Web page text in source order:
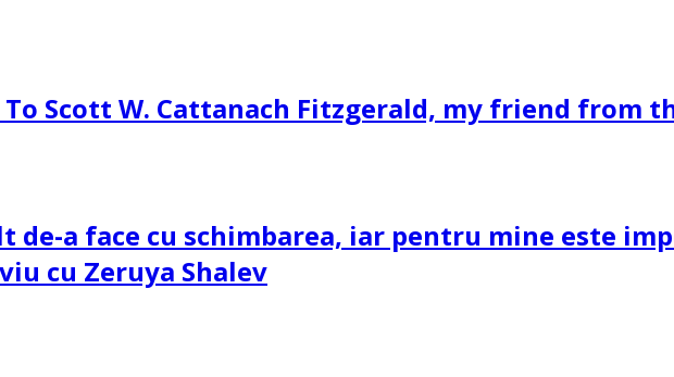
Scott W. Cattanach Fitzgerald, my friend from
de-a face cu schimbarea, iar pentru mine este
cu Zeruya Shalev